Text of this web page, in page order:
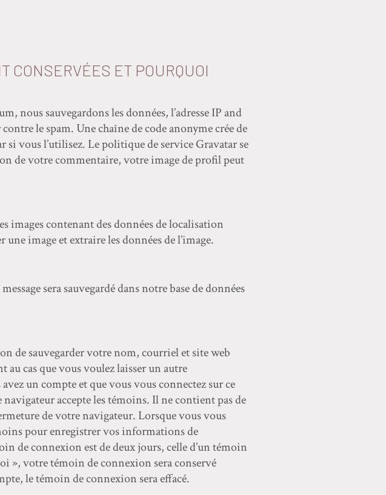
CONSERVÉES ET POURQUOI
nous sauvegardons les données, l’adresse IP and
le spam. Une chaîne de code anonyme crée de
vous l’utilisez. Le politique de service Gravatar se
de votre commentaire, votre image de profil peut
images contenant des données de localisation
image et extraire les données de l’image.
sera sauvegardé dans notre base de données
de sauvegarder votre nom, courriel et site web
cas que vous voulez laisser un autre
un compte et que vous vous connectez sur ce
accepte les témoins. Il ne contient pas de
de votre navigateur. Lorsque vous vous
pour enregistrer vos informations de
de connexion est de deux jours, celle d’un témoin
», votre témoin de connexion sera conservé
le témoin de connexion sera effacé.